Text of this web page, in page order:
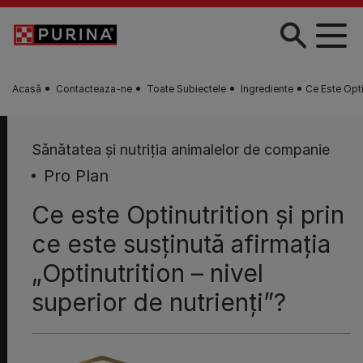
Skip to main content
Acasă Contacteaza-ne Toate Subiectele Ingrediente Ce Este
Sănătatea şi nutriţia animalelor de companie
Pro Plan
Ce este Optinutrition şi prin
ce este susţinută afirmaţia
„Optinutrition – nivel
superior de nutrienţi”?